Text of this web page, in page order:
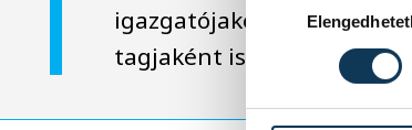
igazgatójaként, majd a
tagjaként is dolgozott.